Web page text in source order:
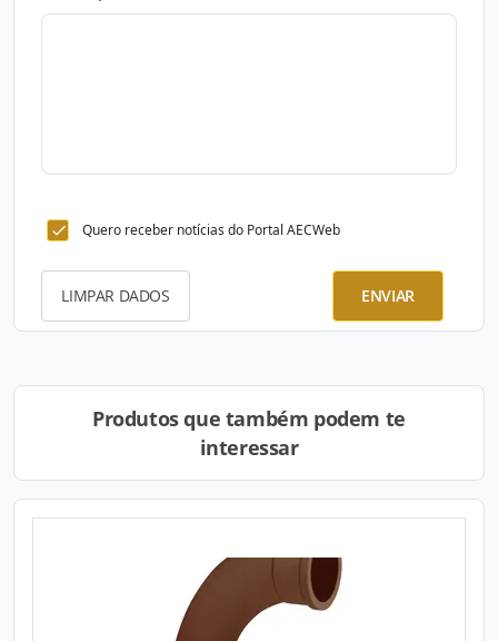
Quero receber notícias do Portal AECWeb
LIMPAR DADOS ENVIAR
Produtos que também podem te
interessar